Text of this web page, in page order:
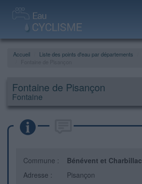
Accueil Liste des points d'eau par départements
Fontaine de Pisançon
Fontaine
Commune : Bénévent et Charbillac
Adresse :
Pisançon